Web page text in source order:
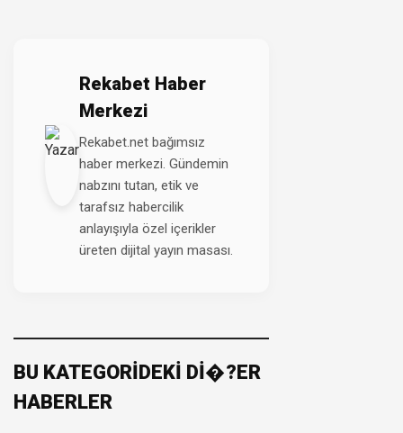
Rekabet Haber
Merkezi
Rekabet.net bağımsız
haber merkezi. Gündemin
nabzını tutan, etik ve
tarafsız habercilik
anlayışıyla özel içerikler
üreten dijital yayın masası.
BU KATEGORİDEKİ Dİ�?ER
HABERLER